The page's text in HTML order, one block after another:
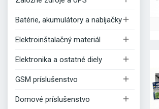
Batérie, akumulátory a nabíjačky
Elektroinštalačný materiál 
Elektronika a ostatné diely 
GSM príslušenstvo 
Domové príslušenstvo 